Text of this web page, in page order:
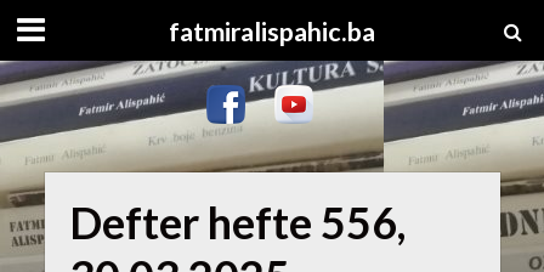
fatmiralispahic.ba
Defter hefte 556,